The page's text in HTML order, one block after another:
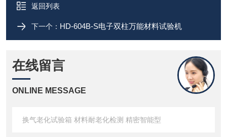
返回列表
下一个： HD-604B-S电子双柱万能材料试验机
在线留言
ONLINE MESSAGE